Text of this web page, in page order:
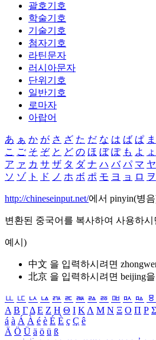
괄호기호
학술기호
기술기호
첨자기호
라틴문자
러시아문자
단위기호
일반기호
로마자
아랍어
あ ぁ か が さ ざ た だ な は ば ぱ ま
こ ご そ ぞ と ど の ほ ぼ ぽ も よ ょ
ア ァ カ サ ザ タ ダ ナ ハ バ パ マ ヤ
ソ ゾ ト ド ノ ホ ボ ポ モ ヨ ョ ロ ヲ
http://chineseinput.net/에서 pinyin(병
변환된 중국어를 복사하여 사용하시
예시)
中文 을 입력하시려면
北京 을 입력하시려면 beijing
ㅥ ㅦ ㅧ ㅨ ㅩ ㅪ ㅫ ㅬ ㅭ ㅮ ㅯ ㅰ ㅱ
Α Β ΓΔ Ε Ζ Η Θ Ι ΚΛ Μ Ν Ξ Ο Π Ρ Σ
á à Á À é è É È ç Ç ê
Ä Ö Ü ä ö ü ß